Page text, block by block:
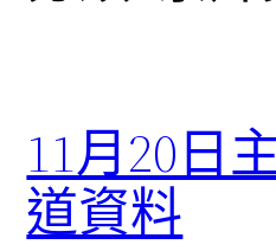
11月20日
道資料